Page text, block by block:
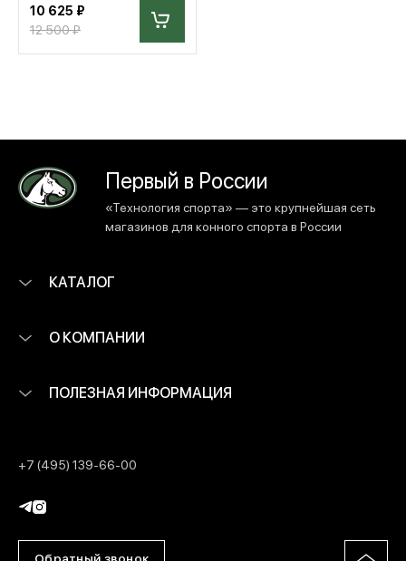
10 625 ₽
12 500 ₽
Первый в России
«Технология спорта» — это крупнейшая сеть
магазинов для конного спорта в России
КАТАЛОГ
О КОМПАНИИ
ПОЛЕЗНАЯ ИНФОРМАЦИЯ
+7 (495) 139-66-00
Обратный звонок